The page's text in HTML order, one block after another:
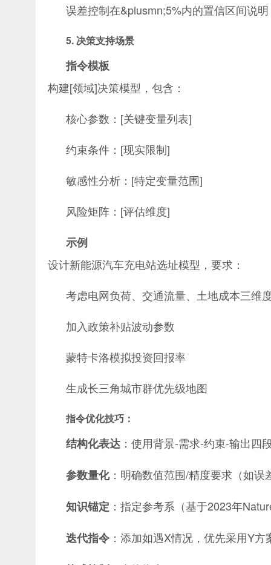
误差控制在&plusmn;5%内的置信区间说明
5. 决策支持场景
指令模板
构建[领域]决策模型，包含：
核心参数：[关键变量列表]
约束条件：[现实限制]
敏感性分析：[特定变量范围]
风险矩阵：[评估维度]
示例
设计新能源汽车充电站选址模型，要求：
考虑电网负荷、交通流量、土地成本三维
加入政策补贴波动参数
蒙特卡洛模拟投资回报率
生成长三角城市群优先级地图
指令优化技巧 ：
结构化表达 ：使用背景-需求-约束-输出四
参数量化：明确数值范围/精度要求（如误
知识锚定 ：指定参考系（基于2023年
迭代指令 ：添加如遇X情况，优先采用Y